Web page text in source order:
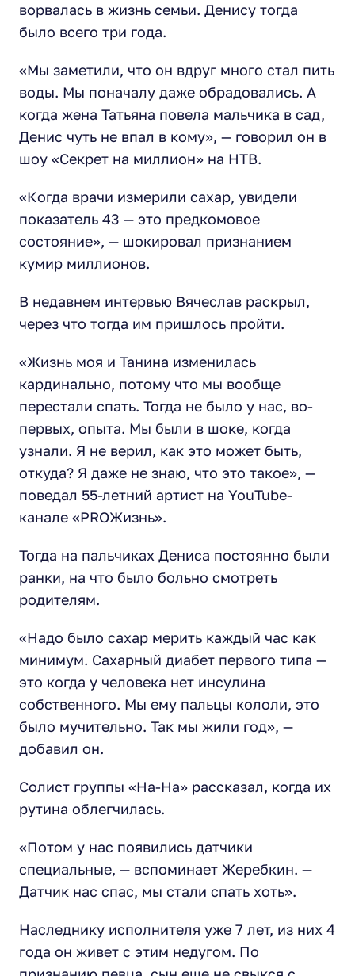
ворвалась в жизнь семьи. Денису тогда
было всего три года.
«Мы заметили, что он вдруг много стал пить
воды. Мы поначалу даже обрадовались. А
когда жена Татьяна повела мальчика в сад,
Денис чуть не впал в кому», — говорил он в
шоу «Секрет на миллион» на НТВ.
«Когда врачи измерили сахар, увидели
показатель 43 — это предкомовое
состояние», — шокировал признанием
кумир миллионов.
В недавнем интервью Вячеслав раскрыл,
через что тогда им пришлось пройти.
«Жизнь моя и Танина изменилась
кардинально, потому что мы вообще
перестали спать. Тогда не было у нас, во-
первых, опыта. Мы были в шоке, когда
узнали. Я не верил, как это может быть,
откуда? Я даже не знаю, что это такое», —
поведал 55-летний артист на YouTube-
канале «PRОЖизнь».
Тогда на пальчиках Дениса постоянно были
ранки, на что было больно смотреть
родителям.
«Надо было сахар мерить каждый час как
минимум. Сахарный диабет первого типа —
это когда у человека нет инсулина
собственного. Мы ему пальцы кололи, это
было мучительно. Так мы жили год», —
добавил он.
Солист группы «На-На» рассказал, когда их
рутина облегчилась.
«Потом у нас появились датчики
специальные, — вспоминает Жеребкин. —
Датчик нас спас, мы стали спать хоть».
Наследнику исполнителя уже 7 лет, из них 4
года он живет с этим недугом. По